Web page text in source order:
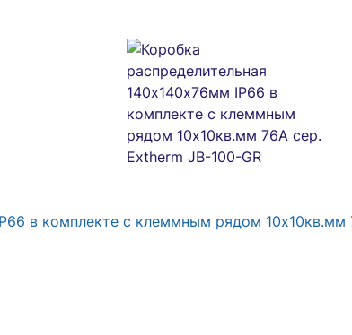
в комплекте с клеммным рядом 10х10кв.мм